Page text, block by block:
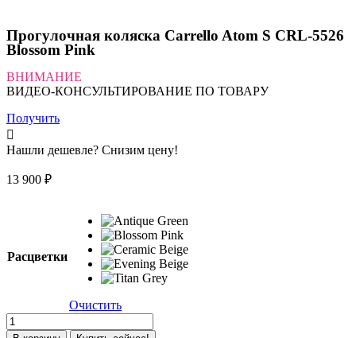
Прогулочная коляска Carrello Atom S CRL-5526
Blossom Pink
ВНИМАНИЕ
ВИДЕО-КОНСУЛЬТИРОВАНИЕ ПО ТОВАРУ
Получить
Нашли дешевле? Снизим цену!
13 900 ₽
Расцветки
Очистить
Количество
товара